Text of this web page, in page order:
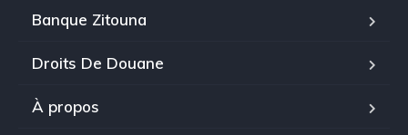
Banque Zitouna
Droits De Douane
À propos